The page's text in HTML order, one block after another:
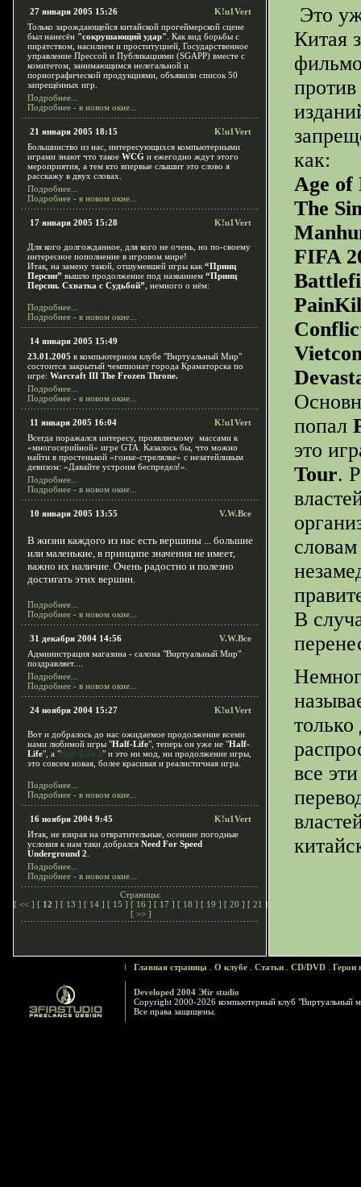
27 января 2005 15:26
K!u1Vert
Только зарождающейся китайской прогеймерской сцене
был нанесён "сокрушающий удар" . Как вид борьбы с
пиратством, насилием и проституцией, Государственное
управление Прессой и Публикациями (SGAPP) вместе с
комитетом, занимающимся нелегальной и
порнографической продукциями, объявили список 50
запрещённых игр.
Подробнее...
Подробнее - в новом окне...
21 января 2005 18:15
K!u1Vert
Большинство из нас, интересующихся компьютерными
играми знают что такое WCG и ежегодно ждут этого
мероприятия, а тем кто впервые слышит это слово я
расскажу в двух словах.
Подробнее...
Подробнее - в новом окне...
17 января 2005 15:28 K!u1Vert
Для кого долгожданное, для кого не очень, но по-своему
интересное пополнение в игровом мире!
Итак, на замену такой, отшумевшей игры как “Принц
Персии” вышло продолжение под названием “Принц
Персии. Схватка с Судьбой” , немного о нём:
Подробнее...
Подробнее - в новом окне...
14 января 2005 15:49
23.01.2005 в компьютерном клубе "Виртуальный Мир"
состоится закрытый чемпионат города Краматорска по
игре: Warcraft III The Frozen Throne.
Подробнее...
Подробнее - в новом окне...
11 января 2005 16:04
K!u1Vert
Всегда поражался интересу, проявляемому массами к
«многосерийной» игре GTA . Казалось бы, что можно
найти в простенькой «гонке-стрелялке» с незатейливым
девизом: «Давайте устроим беспредел!».
Подробнее...
Подробнее - в новом окне...
10 января 2005 13:55 V.W.Все
В жизни каждого из нас есть вершины ... большие
или маленькие, в принципе значения не имеет,
важно их наличие. Очень радостно и полезно
достигать этих вершин.
Подробнее...
Подробнее - в новом окне...
31 декабря 2004 14:56
V.W.Все
Администрация магазина - салона "Виртуальный Мир"
поздравляет....
Подробнее...
Подробнее - в новом окне...
24 ноября 2004 15:27 K!u1Vert
Вот и добралось до нас ожидаемое продолжение всеми
нами любимой игры "Half-Life", теперь он уже не "Half-
Life", а "Half-Life 2" и это ни мод, ни продолжение игры,
это совсем новая, более красивая и реалистичная игра.
Подробнее...
Подробнее - в новом окне...
16 ноября 2004 9:45
K!u1Vert
Итак, не взирая на отвратительные, осенние погодные
условия к нам таки добрался Need For Speed
Underground 2
Подробнее...
Подробнее - в новом окне...
Страницы:
[ << ] [ 12 ] [ 13 ] [ 14 ] [ 15 ] [ 16 ] [ 17 ] [ 18 ] [ 19 ] [ 20 ] [ 21 ]
[ >> ]
Это
Китая
как:
Age of
The
FIFA
попал
это
Tour.
В
все
Главная страница О клубе Статьи CD/DVD Герои
Developed 2004 Эfir studio
Copyright 2000-2026 компьютерный клуб "Виртуальный
Все права защищены.